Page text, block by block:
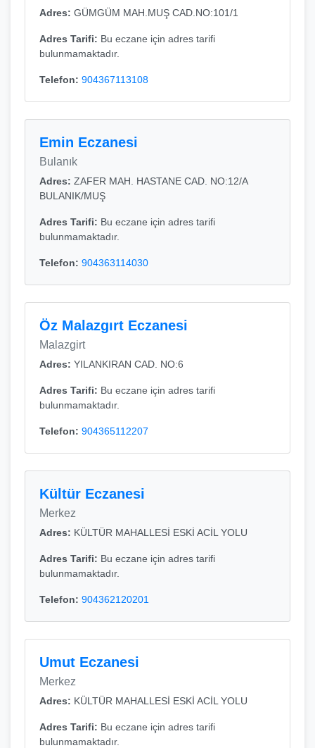
Adres: GÜMGÜM MAH.MUŞ CAD.NO:101/1
Adres Tarifi: Bu eczane için adres tarifi
bulunmamaktadır.
Telefon: 904367113108
Emin Eczanesi
Bulanık
Adres: ZAFER MAH. HASTANE CAD. NO:12/A
BULANIK/MUŞ
Adres Tarifi: Bu eczane için adres tarifi
bulunmamaktadır.
Telefon: 904363114030
Öz Malazgırt Eczanesi
Malazgirt
Adres: YILANKIRAN CAD. NO:6
Adres Tarifi: Bu eczane için adres tarifi
bulunmamaktadır.
Telefon: 904365112207
Kültür Eczanesi
Merkez
Adres: KÜLTÜR MAHALLESİ ESKİ ACİL YOLU
Adres Tarifi: Bu eczane için adres tarifi
bulunmamaktadır.
Telefon: 904362120201
Umut Eczanesi
Merkez
Adres: KÜLTÜR MAHALLESİ ESKİ ACİL YOLU
Adres Tarifi: Bu eczane için adres tarifi
bulunmamaktadır.